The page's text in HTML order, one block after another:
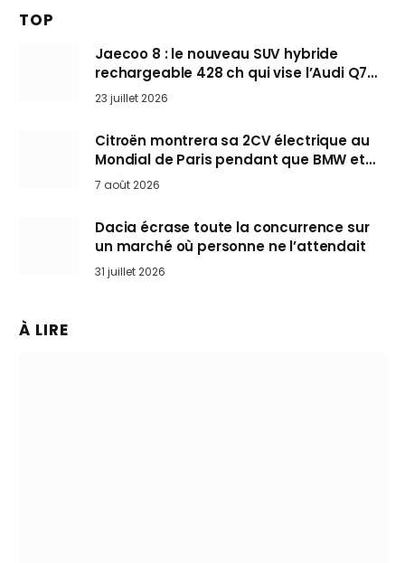
TOP
Jaecoo 8 : le nouveau SUV hybride
rechargeable 428 ch qui vise l’Audi Q7
arrive en Europe cet automne
23 juillet 2026
Citroën montrera sa 2CV électrique au
Mondial de Paris pendant que BMW et
Mini désertent le salon
7 août 2026
Dacia écrase toute la concurrence sur
un marché où personne ne l’attendait
31 juillet 2026
À LIRE